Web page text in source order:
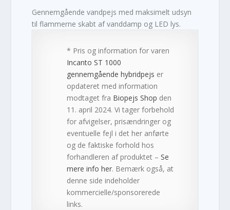
Gennemgående vandpejs med maksimelt udsyn
til flammerne skabt af vanddamp og LED lys.
* Pris og information for varen
Incanto ST 1000
gennemgående hybridpejs er
opdateret med information
modtaget fra Biopejs Shop den
11. april 2024. Vi tager forbehold
for afvigelser, prisændringer og
eventuelle fejl i det her anførte
og de faktiske forhold hos
forhandleren af produktet –Se
mere info her. Bemærk også, at
denne side indeholder
kommercielle/sponsorerede
links.